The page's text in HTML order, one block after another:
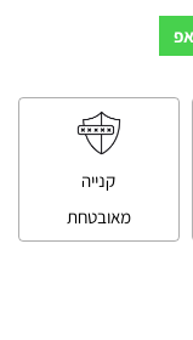
קנייה
מאובטחת